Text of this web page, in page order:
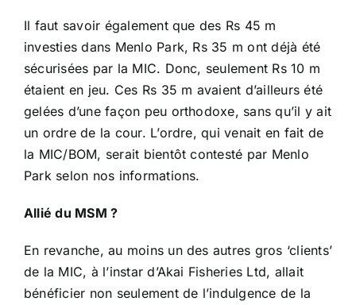
Il faut savoir également que des Rs 45 m
investies dans Menlo Park, Rs 35 m ont déjà été
sécurisées par la MIC. Donc, seulement Rs 10 m
étaient en jeu. Ces Rs 35 m avaient d’ailleurs été
gelées d’une façon peu orthodoxe, sans qu’il y ait
un ordre de la cour. L’ordre, qui venait en fait de
la MIC/BOM, serait bientôt contesté par Menlo
Park selon nos informations.
Allié du MSM ?
En revanche, au moins un des autres gros ‘clients’
de la MIC, à l’instar d’Akai Fisheries Ltd, allait
bénéficier non seulement de l’indulgence de la